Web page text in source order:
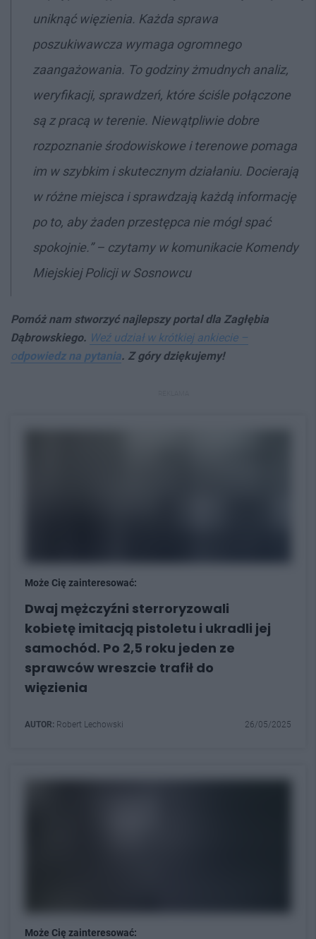
uniknąć więzienia. Każda sprawa
poszukiwawcza wymaga ogromnego
zaangażowania. To godziny żmudnych analiz,
weryfikacji, sprawdzeń, które ściśle połączone
są z pracą w terenie. Niewątpliwie dobre
rozpoznanie środowiskowe i terenowe pomaga
im w szybkim i skutecznym działaniu. Docierają
w różne miejsca i sprawdzają każdą informację
po to, aby żaden przestępca nie mógł spać
spokojnie.” – czytamy w komunikacie Komendy
Miejskiej Policji w Sosnowcu
Pomóż nam stworzyć najlepszy portal dla Zagłębia
Dąbrowskiego. Weź udział w krótkiej ankiecie –
odpowiedz na pytania. Z góry dziękujemy!
Może Cię zainteresować:
Dwaj mężczyźni sterroryzowali
kobietę imitacją pistoletu i ukradli jej
samochód. Po 2,5 roku jeden ze
sprawców wreszcie trafił do
więzienia
AUTOR: Robert Lechowski 26/05/2025
Może Cię zainteresować: